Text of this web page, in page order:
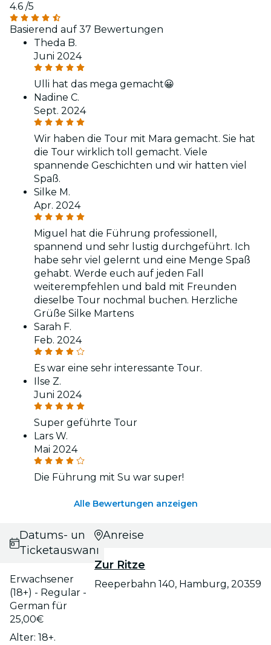
4.6 /5
Basierend auf 37 Bewertungen
Theda B.
Juni 2024
Ulli hat das mega gemacht😀
Nadine C.
Sept. 2024
Wir haben die Tour mit Mara gemacht. Sie hat
die Tour wirklich toll gemacht. Viele
spannende Geschichten und wir hatten viel
Spaß.
Silke M.
Apr. 2024
Miguel hat die Führung professionell,
spannend und sehr lustig durchgeführt. Ich
habe sehr viel gelernt und eine Menge Spaß
gehabt. Werde euch auf jeden Fall
weiterempfehlen und bald mit Freunden
dieselbe Tour nochmal buchen. Herzliche
Grüße Silke Martens
Sarah F.
Feb. 2024
Es war eine sehr interessante Tour.
Ilse Z.
Juni 2024
Super geführte Tour
Lars W.
Mai 2024
Die Führung mit Su war super!
Alle Bewertungen anzeigen
Datums- und
Ticketauswahl
Erwachsener
(18+) - Regular -
German für
25,00€
Alter: 18+.
Anreise
Zur Ritze
Reeperbahn 140, Hamburg, 20359